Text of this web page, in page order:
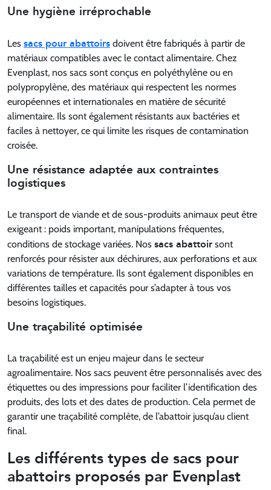
Une hygiène irréprochable
Les sacs pour abattoirs doivent être fabriqués à partir de
matériaux compatibles avec le contact alimentaire. Chez
Evenplast, nos sacs sont conçus en polyéthylène ou en
polypropylène, des matériaux qui respectent les normes
européennes et internationales en matière de sécurité
alimentaire. Ils sont également résistants aux bactéries et
faciles à nettoyer, ce qui limite les risques de contamination
croisée.
Une résistance adaptée aux contraintes
logistiques
Le transport de viande et de sous-produits animaux peut être
exigeant : poids important, manipulations fréquentes,
conditions de stockage variées. Nos sacs abattoir sont
renforcés pour résister aux déchirures, aux perforations et aux
variations de température. Ils sont également disponibles en
différentes tailles et capacités pour s’adapter à tous vos
besoins logistiques.
Une traçabilité optimisée
La traçabilité est un enjeu majeur dans le secteur
agroalimentaire. Nos sacs peuvent être personnalisés avec des
étiquettes ou des impressions pour faciliter l’identification des
produits, des lots et des dates de production. Cela permet de
garantir une traçabilité complète, de l’abattoir jusqu’au client
final.
Les différents types de sacs pour
abattoirs proposés par Evenplast